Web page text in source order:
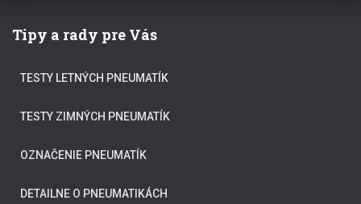
Tipy a rady pre Vás
TESTY LETNÝCH PNEUMATÍK
TESTY ZIMNÝCH PNEUMATÍK
OZNAČENIE PNEUMATÍK
DETAILNE O PNEUMATIKÁCH